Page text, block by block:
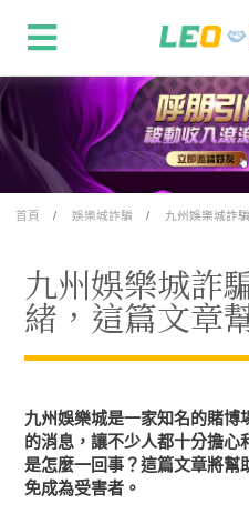
首頁 娛樂城詐騙 九州娛樂城詐
九州娛樂城詐
緒，這篇文章
九州娛樂城是一家知名的賭博
的消息，讓不少人都十分擔心
是怎麼一回事？這篇文章將幫
免成為受害者。